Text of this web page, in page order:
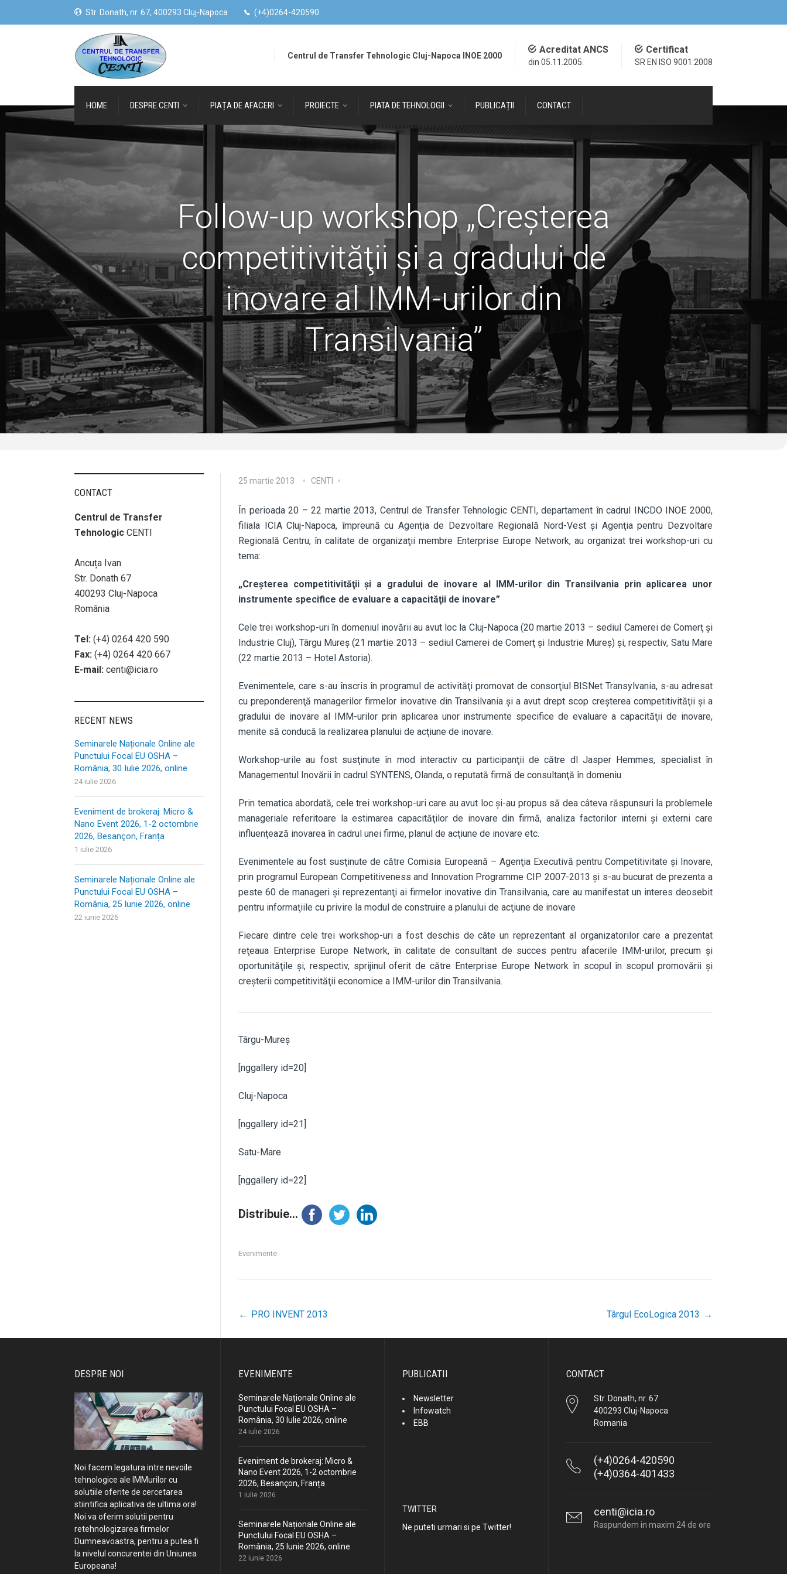
Str. Donath, nr. 67, 400293 Cluj-Napoca (+4)0264-420590
Certificat
SR EN ISO 9001:2008
Acreditat ANCS
din 05.11.2005.
Centrul de Transfer Tehnologic Cluj-Napoca INOE 2000
HOME DESPRE CENTI PIAȚA DE AFACERI PROIECTE PIATA DE TEHNOLOGII PUBLICAȚII CONTACT
Follow-up workshop „Creşterea
competitivităţii şi a gradului de
inovare al IMM-urilor din
Transilvania”
25 martie 2013 CENTI
În perioada 20 – 22 martie 2013, Centrul de Transfer Tehnologic CENTI, departament în cadrul INCDO INOE 2000,
filiala ICIA Cluj-Napoca, împreună cu Agenţia de Dezvoltare Regională Nord-Vest şi Agenţia pentru Dezvoltare
Regională Centru, în calitate de organizaţii membre Enterprise Europe Network, au organizat trei workshop-uri cu
tema:
„Creşterea competitivităţii şi a gradului de inovare al IMM-urilor din Transilvania prin aplicarea unor
instrumente specifice de evaluare a capacităţii de inovare”
Cele trei workshop-uri în domeniul inovării au avut loc la Cluj-Napoca (20 martie 2013 – sediul Camerei de Comerţ şi
Industrie Cluj), Târgu Mureş (21 martie 2013 – sediul Camerei de Comerţ şi Industrie Mureş) şi, respectiv, Satu Mare
(22 martie 2013 – Hotel Astoria).
Evenimentele, care s-au înscris în programul de activităţi promovat de consorţiul BISNet Transylvania, s-au adresat
cu preponderenţă managerilor firmelor inovative din Transilvania şi a avut drept scop creşterea competitivităţii şi a
gradului de inovare al IMM-urilor prin aplicarea unor instrumente specifice de evaluare a capacităţii de inovare,
menite să conducă la realizarea planului de acţiune de inovare.
Workshop-urile au fost susţinute în mod interactiv cu participanţii de către dl Jasper Hemmes, specialist în
Managementul Inovării în cadrul SYNTENS, Olanda, o reputată firmă de consultanţă în domeniu.
Prin tematica abordată, cele trei workshop-uri care au avut loc şi-au propus să dea câteva răspunsuri la problemele
manageriale referitoare la estimarea capacităţilor de inovare din firmă, analiza factorilor interni şi externi care
influenţează inovarea în cadrul unei firme, planul de acţiune de inovare etc.
Evenimentele au fost susţinute de către Comisia Europeană – Agenţia Executivă pentru Competitivitate şi Inovare,
prin programul European Competitiveness and Innovation Programme CIP 2007-2013 şi s-au bucurat de prezenta a
peste 60 de manageri şi reprezentanţi ai firmelor inovative din Transilvania, care au manifestat un interes deosebit
pentru informaţiile cu privire la modul de construire a planului de acţiune de inovare
Fiecare dintre cele trei workshop-uri a fost deschis de câte un reprezentant al organizatorilor care a prezentat
reţeaua Enterprise Europe Network, în calitate de consultant de succes pentru afacerile IMM-urilor, precum şi
oportunităţile şi, respectiv, sprijinul oferit de către Enterprise Europe Network în scopul în scopul promovării şi
creşterii competitivităţii economice a IMM-urilor din Transilvania.
Târgu-Mureș
[nggallery id=20]
Cluj-Napoca
[nggallery id=21]
Satu-Mare
[nggallery id=22]
Distribuie...
Evenimente
Post
navigation
← PRO INVENT 2013 Târgul EcoLogica 2013 →
CONTACT
Centrul de Transfer
Tehnologic CENTI
Ancuța Ivan
Str. Donath 67
400293 Cluj-Napoca
România
Tel: (+4) 0264 420 590
Fax: (+4) 0264 420 667
E-mail: centi@icia.ro
RECENT NEWS
Seminarele Naționale Online ale
Punctului Focal EU OSHA –
România, 30 Iulie 2026, online
24 iulie 2026
Eveniment de brokeraj: Micro &
Nano Event 2026, 1-2 octombrie
2026, Besançon, Franța
1 iulie 2026
Seminarele Naționale Online ale
Punctului Focal EU OSHA –
România, 25 Iunie 2026, online
22 iunie 2026
DESPRE NOI
Noi facem legatura intre nevoile
tehnologice ale IMMurilor cu
solutiile oferite de cercetarea
stiintifica aplicativa de ultima ora!
Noi va oferim solutii pentru
retehnologizarea firmelor
Dumneavoastra, pentru a putea fi
la nivelul concurentei din Uniunea
Europeana!
EVENIMENTE
Seminarele Naționale Online ale
Punctului Focal EU OSHA –
România, 30 Iulie 2026, online
24 iulie 2026
Eveniment de brokeraj: Micro &
Nano Event 2026, 1-2 octombrie
2026, Besançon, Franța
1 iulie 2026
Seminarele Naționale Online ale
Punctului Focal EU OSHA –
România, 25 Iunie 2026, online
22 iunie 2026
PUBLICATII
Newsletter
Infowatch
EBB
TWITTER
Ne puteti urmari si pe Twitter!
CONTACT
Str. Donath, nr. 67
400293 Cluj-Napoca
Romania
(+4)0264-420590
(+4)0364-401433
centi@icia.ro
Raspundem in maxim 24 de ore